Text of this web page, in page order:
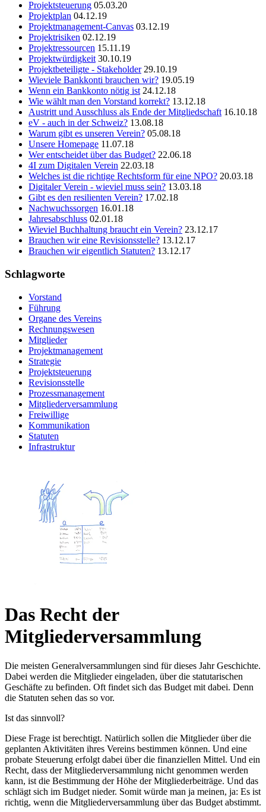
Projektsteuerung 05.03.20
Projektplan 04.12.19
Projektmanagement-Canvas 03.12.19
Projektrisiken 02.12.19
Projektressourcen 15.11.19
Projektwürdigkeit 30.10.19
Projektbeteiligte - Stakeholder 29.10.19
Wieviele Bankkonti brauchen wir? 19.05.19
Wenn ein Bankkonto nötig ist 24.12.18
Wie wählt man den Vorstand korrekt? 13.12.18
Austritt und Ausschluss als Ende der Mitgliedschaft 16.10.18
eV - auch in der Schweiz? 13.08.18
Warum gibt es unseren Verein? 05.08.18
Unsere Homepage 11.07.18
Wer entscheidet über das Budget? 22.06.18
4I zum Digitalen Verein 22.03.18
Welches ist die richtige Rechtsform für eine NPO? 20.03.18
Digitaler Verein - wieviel muss sein? 13.03.18
Gibt es den resilienten Verein? 17.02.18
Nachwuchssorgen 16.01.18
Jahresabschluss 02.01.18
Wieviel Buchhaltung braucht ein Verein? 23.12.17
Brauchen wir eine Revisionsstelle? 13.12.17
Brauchen wir eigentlich Statuten? 13.12.17
Schlagworte
Vorstand
Führung
Organe des Vereins
Rechnungswesen
Mitglieder
Projektmanagement
Strategie
Projektsteuerung
Revisionsstelle
Prozessmanagement
Mitgliederversammlung
Freiwillige
Kommunikation
Statuten
Infrastruktur
Das Recht der
Mitgliederversammlung
Die meisten Generalversammlungen sind für dieses Jahr Geschichte.
Dabei werden die Mitglieder eingeladen, über die statutarischen
Geschäfte zu befinden. Oft findet sich das Budget mit dabei. Denn
die Statuten sehen das so vor.
Ist das sinnvoll?
Diese Frage ist berechtigt. Natürlich sollen die Mitglieder über die
geplanten Aktivitäten ihres Vereins bestimmen können. Und eine
probate Steuerung erfolgt dabei über die finanziellen Mittel. Und ein
Recht, dass der Mitgliederversammlung nicht genommen werden
kann, ist die Bestimmung der Höhe der Mitgliederbeiträge. Und das
schlägt sich im Budget nieder. Somit würde man ja meinen, ja: Es ist
richtig, wenn die Mitgliederversammlung über das Budget abstimmt.